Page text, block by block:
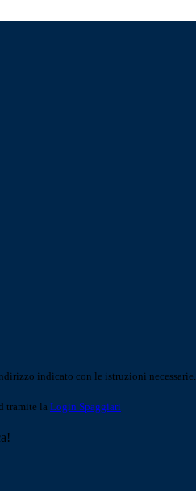
indicato con le istruzioni necessarie.
tramite la Login Spaggiari